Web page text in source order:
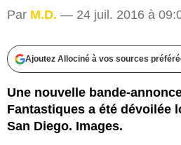
Par M.D. — 24 juil. 2016 à
Ajoutez Allociné à vos sources
Une nouvelle bande-
Fantastiques a été dévoilée
San Diego. Images.